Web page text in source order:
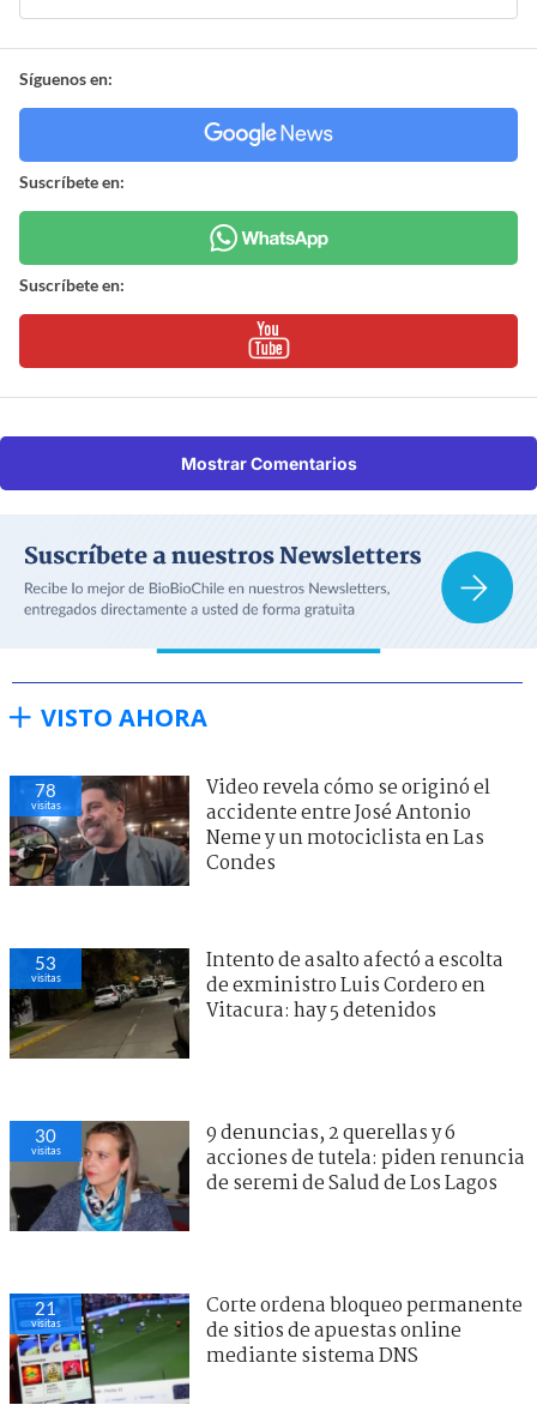
Síguenos en:
Suscríbete en:
Suscríbete en:
Mostrar Comentarios
VISTO AHORA
78
visitas
Video revela cómo se originó el
accidente entre José Antonio
Neme y un motociclista en Las
Condes
53
visitas
Intento de asalto afectó a escolta
de exministro Luis Cordero en
Vitacura: hay 5 detenidos
30
visitas
9 denuncias, 2 querellas y 6
acciones de tutela: piden renuncia
de seremi de Salud de Los Lagos
21
visitas
Corte ordena bloqueo permanente
de sitios de apuestas online
mediante sistema DNS